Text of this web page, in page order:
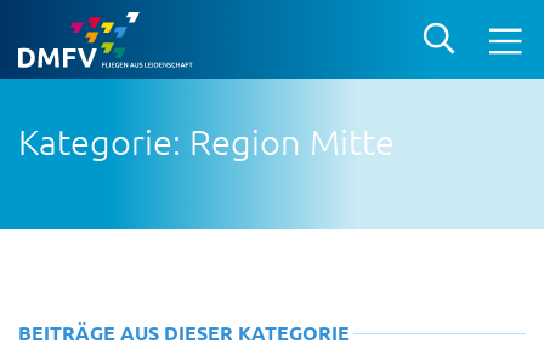
Kategorie: Region Mitte
BEITRÄGE AUS DIESER KATEGORIE